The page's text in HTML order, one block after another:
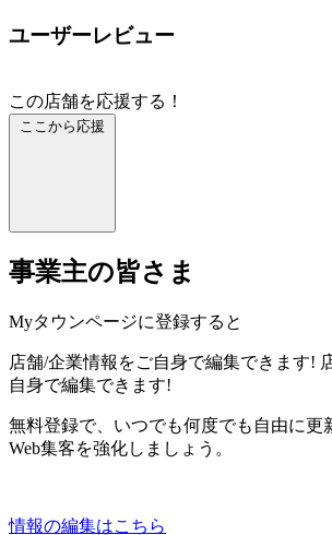
ユーザーレビュー
この店舗を応援する！
ここから応援
事業主の皆さま
Myタウンページに登録すると
店舗/企業情報をご自身で編集できます!
自身で編集できます!
無料登録で、いつでも何度でも自由に更
Web集客を強化しましょう。
情報の編集はこちら